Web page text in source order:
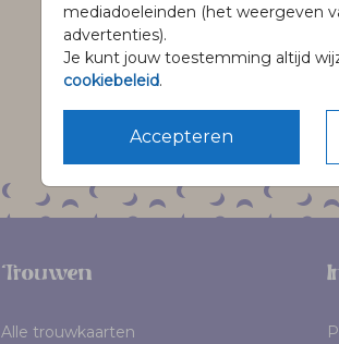
mediadoeleinden (het weergeven
advertenties).
Je kunt jouw toestemming altijd
cookiebeleid.
Accepteren
Trouwen
Alle trouwkaarten